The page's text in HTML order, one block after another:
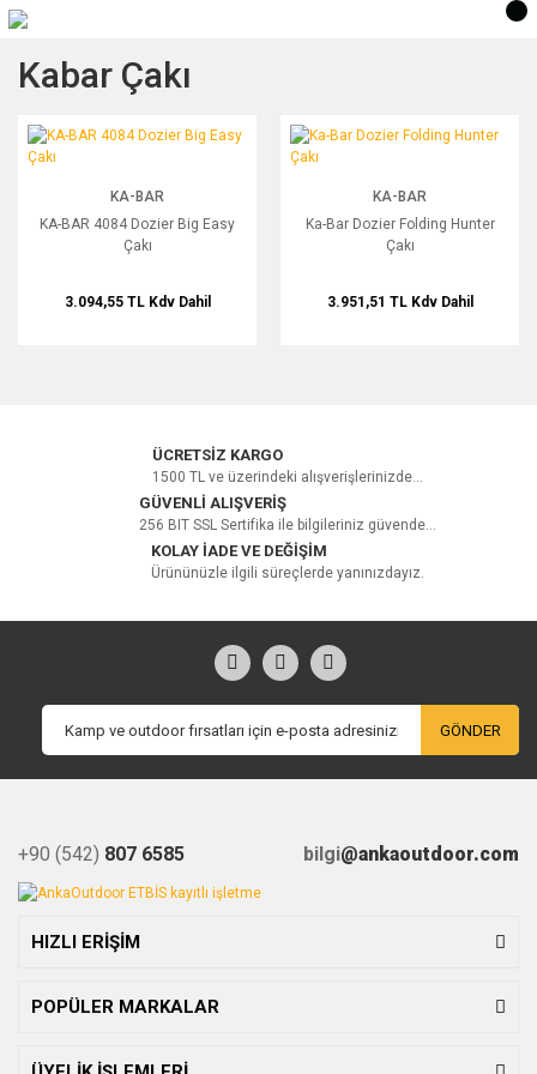
Kabar Çakı
KA-BAR 4084 Dozier Big Easy Çakı
KA-BAR
KA-BAR 4084 Dozier Big Easy
Çakı
3.094,55 TL Kdv Dahil
Ka-Bar Dozier Folding Hunter Çakı
KA-BAR
Ka-Bar Dozier Folding Hunter
Çakı
3.951,51 TL Kdv Dahil
ÜCRETSİZ KARGO
1500 TL ve üzerindeki alışverişlerinizde...
GÜVENLİ ALIŞVERİŞ
256 BIT SSL Sertifika ile bilgileriniz güvende...
KOLAY İADE VE DEĞİŞİM
Ürününüzle ilgili süreçlerde yanınızdayız.
GÖNDER
+90 (542) 807 6585 bilgi@ankaoutdoor.com
HIZLI ERİŞİM
POPÜLER MARKALAR